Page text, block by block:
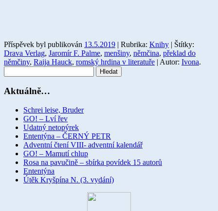
Příspěvek byl publikován 13.5.2019 | Rubrika: Knihy | Štítky:
Drava Verlag, Jaromír F. Palme, menšiny, němčina, překlad do
němčiny, Raija Hauck, romský hrdina v literatuře | Autor: Ivona.
Aktuálně…
Schrei leise, Bruder
GO! – Lví řev
Udatný netopýrek
Ententýna – ČERNÝ PETR
Adventní čtení VIII- adventní kalendář
GO! – Mamutí chlup
Rosa na pavučině – sbírka povídek 15 autorů
Ententýna
Útěk Kryšpína N. (3. vydání)